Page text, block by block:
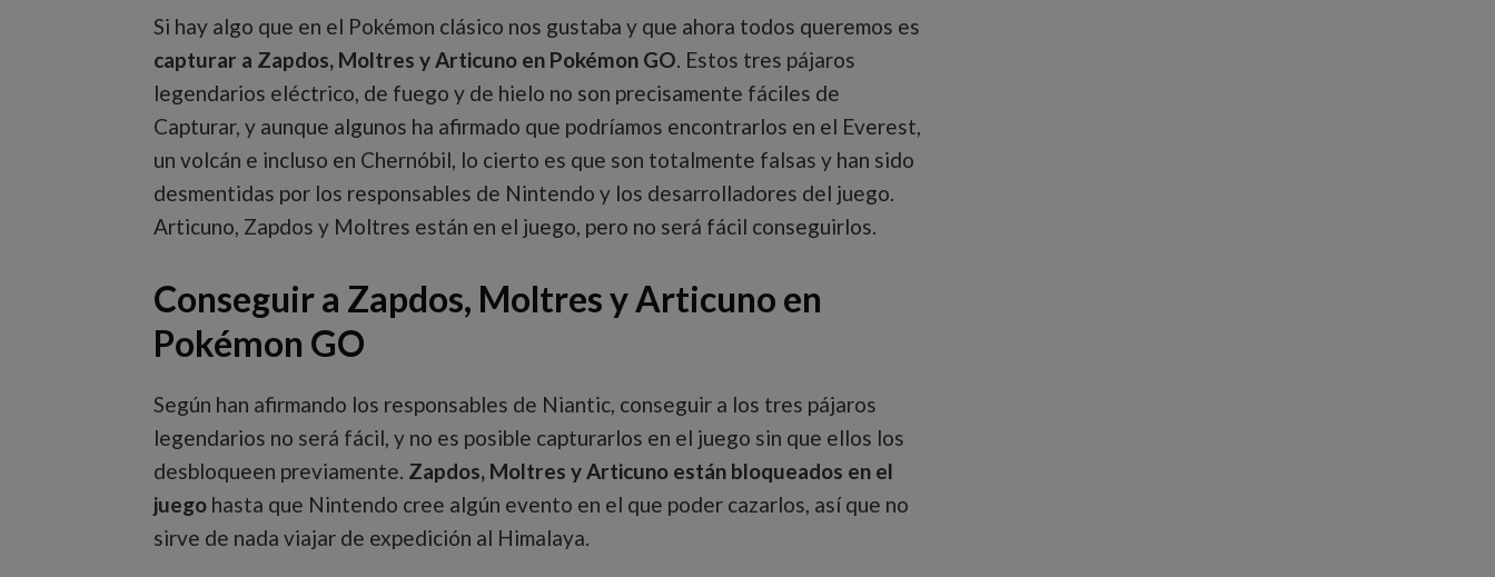
Si hay algo que en el Pokémon clásico nos gustaba y que ahora todos queremos es
capturar a Zapdos, Moltres y Articuno en Pokémon GO. Estos tres pájaros
legendarios eléctrico, de fuego y de hielo no son precisamente fáciles de
Capturar, y aunque algunos ha afirmado que podríamos encontrarlos en el Everest,
un volcán e incluso en Chernóbil, lo cierto es que son totalmente falsas y han sido
desmentidas por los responsables de Nintendo y los desarrolladores del juego.
Articuno, Zapdos y Moltres están en el juego, pero no será fácil conseguirlos.
Conseguir a Zapdos, Moltres y Articuno en
Pokémon GO
Según han afirmando los responsables de Niantic, conseguir a los tres pájaros
legendarios no será fácil, y no es posible capturarlos en el juego sin que ellos los
desbloqueen previamente. Zapdos, Moltres y Articuno están bloqueados en el
juego hasta que Nintendo cree algún evento en el que poder cazarlos, así que no
sirve de nada viajar de expedición al Himalaya.